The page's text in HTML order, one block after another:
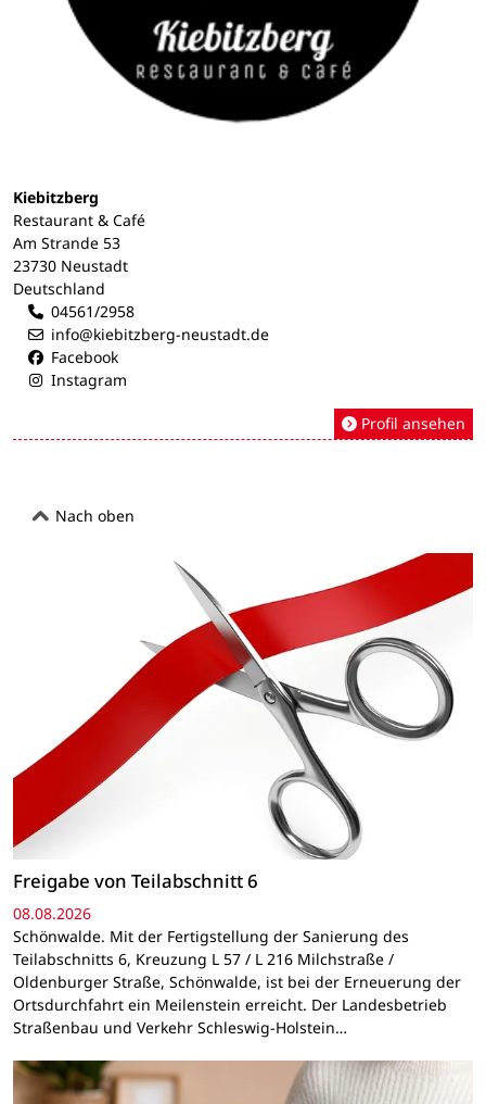
Kiebitzberg
Restaurant & Café
Am Strande 53
23730 Neustadt
Deutschland
04561/2958
info@kiebitzberg-neustadt.de
Facebook
Instagram
Profil ansehen
Nach oben
Freigabe von Teilabschnitt 6
08.08.2026
Schönwalde. Mit der Fertigstellung der Sanierung des
Teilabschnitts 6, Kreuzung L 57 / L 216 Milchstraße /
Oldenburger Straße, Schönwalde, ist bei der Erneuerung der
Ortsdurchfahrt ein Meilenstein erreicht. Der Landesbetrieb
Straßenbau und Verkehr Schleswig-Holstein…